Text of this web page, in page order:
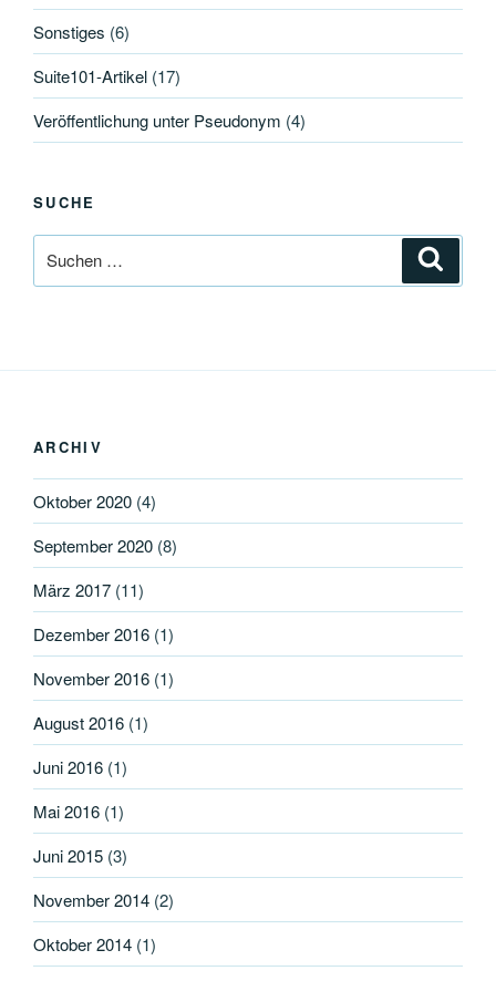
Sonstiges (6)
Suite101-Artikel (17)
Veröffentlichung unter Pseudonym (4)
SUCHE
nach:
ARCHIV
Oktober 2020 (4)
September 2020 (8)
März 2017 (11)
Dezember 2016 (1)
November 2016 (1)
August 2016 (1)
Juni 2016 (1)
Mai 2016 (1)
Juni 2015 (3)
November 2014 (2)
Oktober 2014 (1)